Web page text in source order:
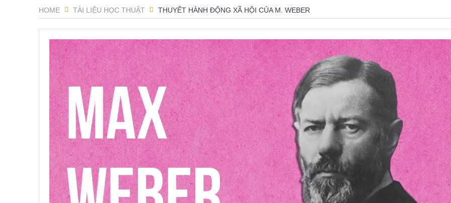
XXI ISA World Congress of Sociology Global Sociology in Turbulent Times July 4 – 10, 2027
Lễ ra mắt Chi hội xã hội học giáo dục và Tọa đàm khoa học “Các vấn đề nổi bật trong nghiên cứu về
Young People’s (Self-)Positioning in the World: Subjectivities, Discourses, and Inequalities
Presidential Corner – Geoffrey Pleyers ISA President 2023-2027
ISA World Congress of Sociology – Request for Proposals for hosting the XXII ISA World Congress of
Hội thảo về FRANÇOIS HOUTART nhân kỷ niệm 100 năm ngày sinh của ông
Phát huy vai trò khoa học xã hội trong kỷ nguyên mới của dân tộc Issue 244, October 2025. News
Thời sự Hà Nội 15h ngày 8/7/2025: Thủ tướng đề xuất giải pháp về môi trường, y tế tại BRICS
HOME TÀI LIỆU HỌC THUẬT THUYẾT HÀNH ĐỘNG XÃ HỘI CỦA M. WEBER